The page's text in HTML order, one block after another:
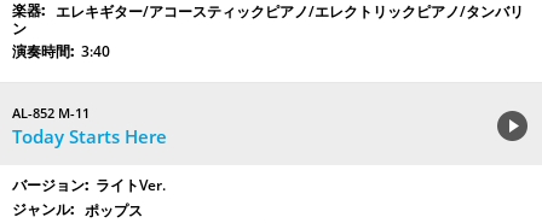
エレキギター/アコースティックピアノ/エレクトリックピアノ/タンバリ
ン
3:40
AL-852 M-11
Today Starts Here
ライトVer.
ポップス